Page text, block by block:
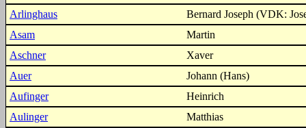
Arlinghaus
Bernard Joseph (VDK:
Asam
Martin
Aschner
Xaver
Auer
Johann (Hans)
Aufinger
Heinrich
Aulinger
Matthias